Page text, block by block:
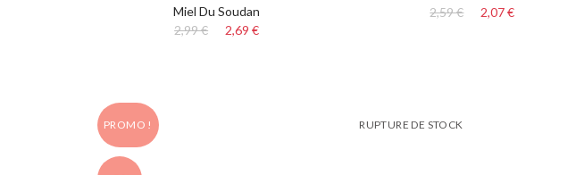
Miel Du Soudan
2,99 €
2,69 €
2,59 €
2,07 €
PROMO ! RUPTURE DE STOCK